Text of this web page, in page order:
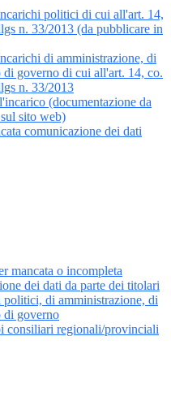
politici di cui all'art. 14,
n. 33/2013 (da pubblicare in
di amministrazione, di
di governo di cui all'art. 14, co.
n. 33/2013
(documentazione da
sito web)
comunicazione dei dati
mancata o incompleta
dei dati da parte dei titolari
di amministrazione, di
di governo
consiliari regionali/provinciali